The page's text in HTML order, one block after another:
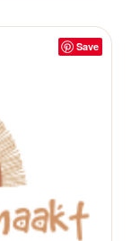
Save